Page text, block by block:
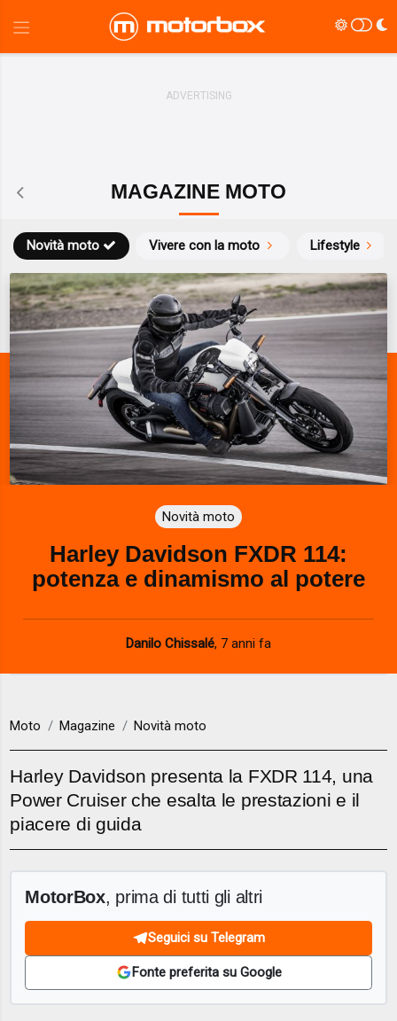
MAGAZINE MOTO
Novità moto Vivere con la moto Lifestyle
Novità moto
Harley Davidson FXDR 114:
potenza e dinamismo al potere
Danilo Chissalé, 7 anni fa
Moto Magazine Novità moto
Harley Davidson presenta la FXDR 114, una
Power Cruiser che esalta le prestazioni e il
piacere di guida
MotorBox, prima di tutti gli altri
Seguici su Telegram
Fonte preferita su Google